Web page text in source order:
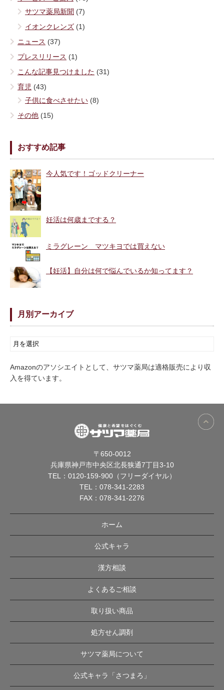
サツマ薬局新聞 (7)
イオンクレンズ (1)
ニュース (37)
プレスリリース (1)
こんな記事見つけました (31)
育児 (43)
子供に食べさせたい (8)
その他 (15)
おすすめ記事
今人気です！ゴッドクリーナー
妊活は何歳までする？
ミラグレーン マツキヨでは買えない
【妊活】自分は何で悩んでいるか知ってます？
月別アーカイブ
Amazonのアソシエイトとして、サツマ薬局は適格販売により収
入を得ています。
〒650-0012
兵庫県神戸市中央区北長狭通7丁目3-10
TEL： 0120-159-900（フリーダイヤル）
TEL： 078-341-2283
FAX：078-341-2276
ホーム
公式キャラ
漢方相談
よくあるご相談
取り扱い商品
処方せん調剤
サツマ薬局について
公式キャラ「さつまろ」